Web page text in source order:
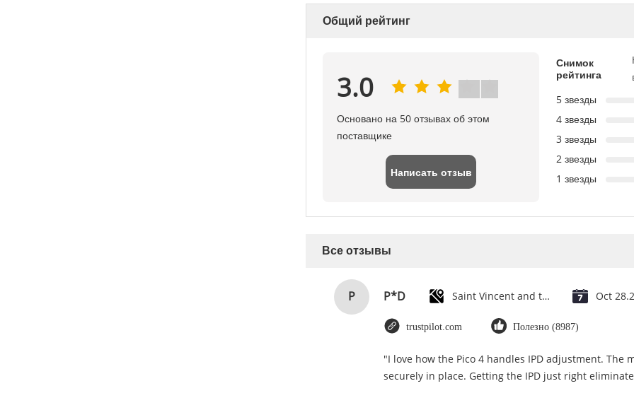
Общий рейтинг
3.0
Основано на 50 отзывах об этом
поставщике
Написать отзыв
Снимок
рейтинга
5 звезды
4 звезды
3 звезды
2 звезды
1 звезды
Все отзывы
P P*D Saint Vincent and the Grenadines Oct
trustpilot.com Полезно (8987)
"I love how the Pico 4 handles IPD adjustment. The
securely in place. Getting the IPD just right